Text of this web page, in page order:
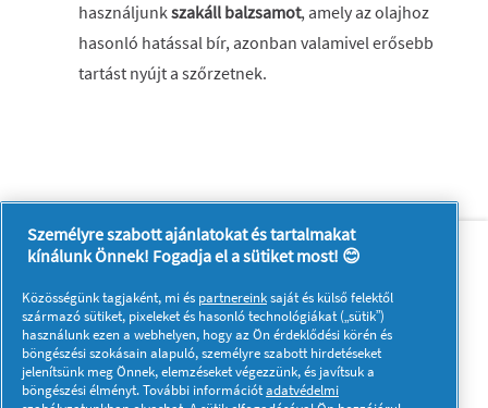
használjunkszakáll balzsamot, amely az olajhoz
hasonló hatással bír, azonban valamivel erősebb
tartást nyújt a szőrzetnek.
Rólunk
Kapcsolatfelvétel
A pg.com felkeresése
Kövessen minket:
Személyre szabott ajánlatokat és tartalmakat
kínálunk Önnek! Fogadja el a sütiket most! 😊
Közösségünk tagjaként, mi és partnereinksaját és külső felektől
származó sütiket, pixeleket és hasonló technológiákat („sütik”)
használunk ezen a webhelyen, hogy az Ön érdeklődési körén és
böngészési szokásain alapuló, személyre szabott hirdetéseket
jelenítsünk meg Önnek, elemzéseket végezzünk, és javítsuk a
böngészési élményt. További információtadatvédelmi